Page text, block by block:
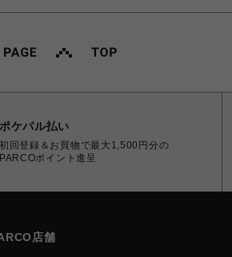
ポケパル払い
初回登録＆お買物で最大1,500円分の
PARCOポイント進呈
店舗